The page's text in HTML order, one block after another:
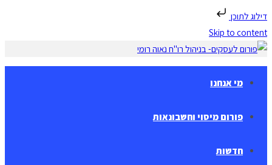
דילוג לתוכן
Skip to content
מי אנחנו
פורום מיסוי וחשבונאות
חדשות